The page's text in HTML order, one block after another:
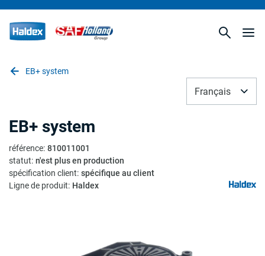
EB+ system
Français
EB+ system
référence: 810011001
statut: n'est plus en production
spécification client: spécifique au client
Ligne de produit: Haldex